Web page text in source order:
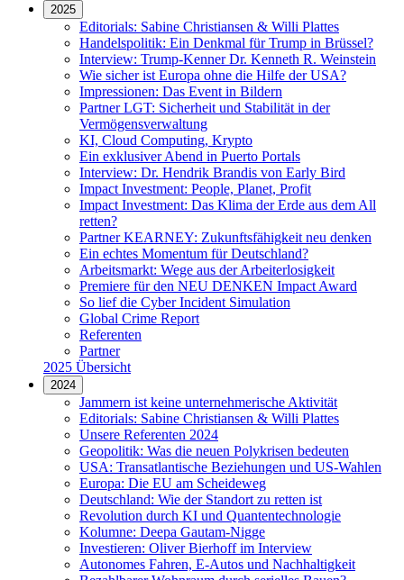
2025
Editorials: Sabine Christiansen & Willi Plattes
Handelspolitik: Ein Denkmal für Trump in Brüssel?
Interview: Trump-Kenner Dr. Kenneth R. Weinstein
Wie sicher ist Europa ohne die Hilfe der USA?
Impressionen: Das Event in Bildern
Partner LGT: Sicherheit und Stabilität in der
Vermögensverwaltung
KI, Cloud Computing, Krypto
Ein exklusiver Abend in Puerto Portals
Interview: Dr. Hendrik Brandis von Early Bird
Impact Investment: People, Planet, Profit
Impact Investment: Das Klima der Erde aus dem All
retten?
Partner KEARNEY: Zukunftsfähigkeit neu denken
Ein echtes Momentum für Deutschland?
Arbeitsmarkt: Wege aus der Arbeiterlosigkeit
Premiere für den NEU DENKEN Impact Award
So lief die Cyber Incident Simulation
Global Crime Report
Referenten
Partner
2025 Übersicht
2024
Jammern ist keine unternehmerische Aktivität
Editorials: Sabine Christiansen & Willi Plattes
Unsere Referenten 2024
Geopolitik: Was die neuen Polykrisen bedeuten
USA: Transatlantische Beziehungen und US-Wahlen
Europa: Die EU am Scheideweg
Deutschland: Wie der Standort zu retten ist
Revolution durch KI und Quantentechnologie
Kolumne: Deepa Gautam-Nigge
Investieren: Oliver Bierhoff im Interview
Autonomes Fahren, E-Autos und Nachhaltigkeit